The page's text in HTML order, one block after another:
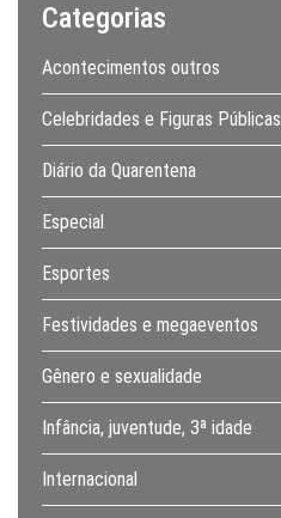
Categorias
Acontecimentos outros
Celebridades e Figuras Públicas
Diário da Quarentena
Especial
Esportes
Festividades e megaeventos
Gênero e sexualidade
Infância, juventude, 3ª idade
Internacional